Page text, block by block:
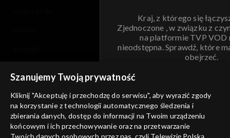
Kraj, z którego się
Zjednoczone , w związku z
na platformie TVP VOD
nieodstępna. Sprawdź, które
obejrzeć.
ANULUJ
informacje o dostawcy usług
Szanujemy Twoją prywatność
Kliknij "Akceptuję i przechodzę do serwisu", aby wyrazić zgody
na korzystanie z technologii automatycznego śledzenia i
zbierania danych, dostęp do informacji na Twoim urządzeniu
końcowym i ich przechowywanie oraz na przetwarzanie
Twoich danych osobowych przez nas, czyli Telewizję Polską